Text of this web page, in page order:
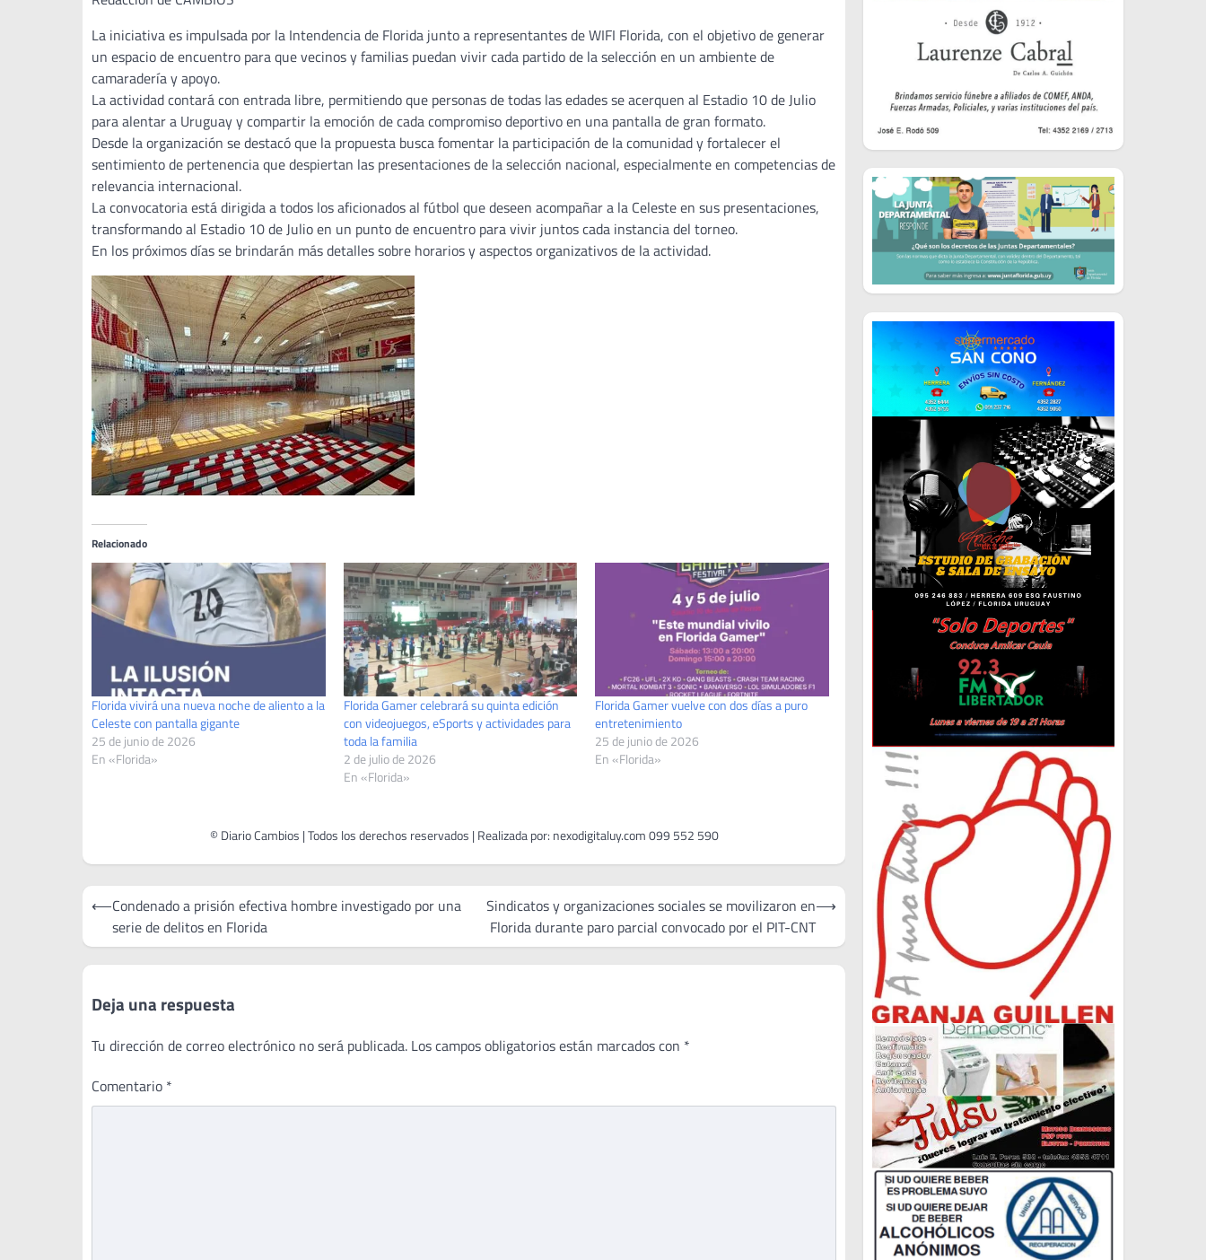
La iniciativa es impulsada por la Intendencia de Florida junto a representantes de WIFI Florida, con el objetivo de generar
un espacio de encuentro para que vecinos y familias puedan vivir cada partido de la selección en un ambiente de
camaradería y apoyo.
La actividad contará con entrada libre, permitiendo que personas de todas las edades se acerquen al Estadio 10 de Julio
para alentar a Uruguay y compartir la emoción de cada compromiso deportivo en una pantalla de gran formato.
Desde la organización se destacó que la propuesta busca fomentar la participación de la comunidad y fortalecer el
sentimiento de pertenencia que despiertan las presentaciones de la selección nacional, especialmente en competencias de
relevancia internacional.
La convocatoria está dirigida a todos los aficionados al fútbol que deseen acompañar a la Celeste en sus presentaciones,
transformando al Estadio 10 de Julio en un punto de encuentro para vivir juntos cada instancia del torneo.
En los próximos días se brindarán más detalles sobre horarios y aspectos organizativos de la actividad.
Relacionado
Florida vivirá una nueva noche de aliento a la
Celeste con pantalla gigante
25 de junio de 2026
En «Florida»
Florida Gamer celebrará su quinta edición
con videojuegos, eSports y actividades para
toda la familia
2 de julio de 2026
En «Florida»
Florida Gamer vuelve con dos días a puro
entretenimiento
25 de junio de 2026
En «Florida»
Navegación
entradas
⟵Condenado a prisión efectiva hombre investigado por una
serie de delitos en Florida
Sindicatos y organizaciones sociales se movilizaron en
Florida durante paro parcial convocado por el PIT-CNT
⟶
Deja una respuesta
Tu dirección de correo electrónico no será publicada. Los campos obligatorios están marcados con *
Comentario *